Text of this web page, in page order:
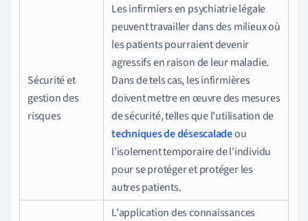
Sécurité et
gestion des
risques
Les infirmiers en psychiatrie légale
peuvent travailler dans des milieux où
les patients pourraient devenir
agressifs en raison de leur maladie.
Dans de tels cas, les infirmières
doivent mettre en œuvre des mesures
de sécurité, telles que l'utilisation de
techniques de désescaladeou
l'isolement temporaire de l'individu
pour se protéger et protéger les
autres patients.
L'application des connaissances